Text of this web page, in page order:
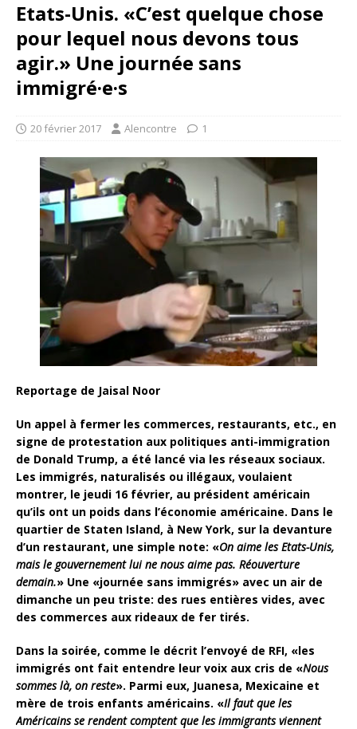
Etats-Unis. «C’est quelque chose
pour lequel nous devons tous
agir.» Une journée sans
immigré·e·s
20 février 2017 Alencontre 1
Reportage de Jaisal Noor
Un appel à fermer les commerces, restaurants, etc., en
signe de protestation aux politiques anti-immigration
de Donald Trump, a été lancé via les réseaux sociaux.
Les immigrés, naturalisés ou illégaux, voulaient
montrer, le jeudi 16 février, au président américain
qu’ils ont un poids dans l’économie américaine. Dans le
quartier de Staten Island, à New York, sur la devanture
d’un restaurant, une simple note: «On aime les Etats-Unis,
mais le gouvernement lui ne nous aime pas. Réouverture
demain.» Une «journée sans immigrés» avec un air de
dimanche un peu triste: des rues entières vides, avec
des commerces aux rideaux de fer tirés.
Dans la soirée, comme le décrit l’envoyé de RFI, «les
immigrés ont fait entendre leur voix aux cris de «Nous
sommes là, on reste». Parmi eux, Juanesa, Mexicaine et
mère de trois enfants américains. «Il faut que les
Américains se rendent comptent que les immigrants viennent